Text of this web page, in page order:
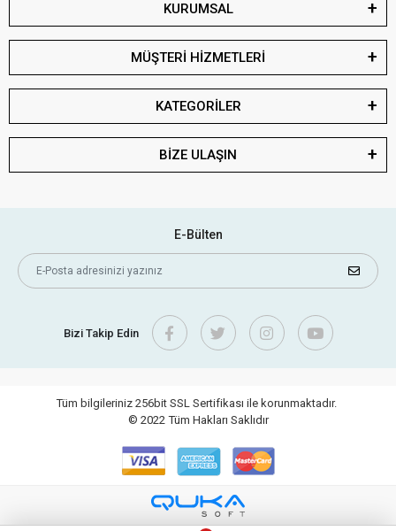
KURUMSAL
MÜŞTERİ HİZMETLERİ
KATEGORİLER
BİZE ULAŞIN
E-Bülten
Bizi Takip Edin
Tüm bilgileriniz 256bit SSL Sertifikası ile korunmaktadır.
© 2022 Tüm Hakları Saklıdır